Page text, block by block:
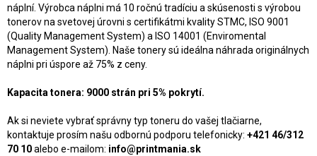
náplní. Výrobca náplni má 10 ročnú tradíciu a skúsenosti s výrobou
tonerov na svetovej úrovni s certifikátmi kvality STMC, ISO 9001
(Quality Management System) a ISO 14001 (Enviromental
Management System). Naše tonery sú ideálna náhrada originálnych
náplni pri úspore až 75% z ceny.
Kapacita tonera: 9000 strán pri 5% pokrytí.
Ak si neviete vybrať správny typ toneru do vašej tlačiarne,
kontaktuje prosím našu odbornú podporu telefonicky: +421 46/312
70 10alebo e-mailom: info@printmania.sk